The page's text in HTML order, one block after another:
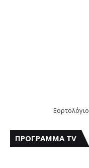
Εορτολόγιο
ΠΡΟΓΡΑΜΜΑ TV